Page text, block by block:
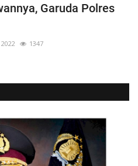
Garuda Polres
1347